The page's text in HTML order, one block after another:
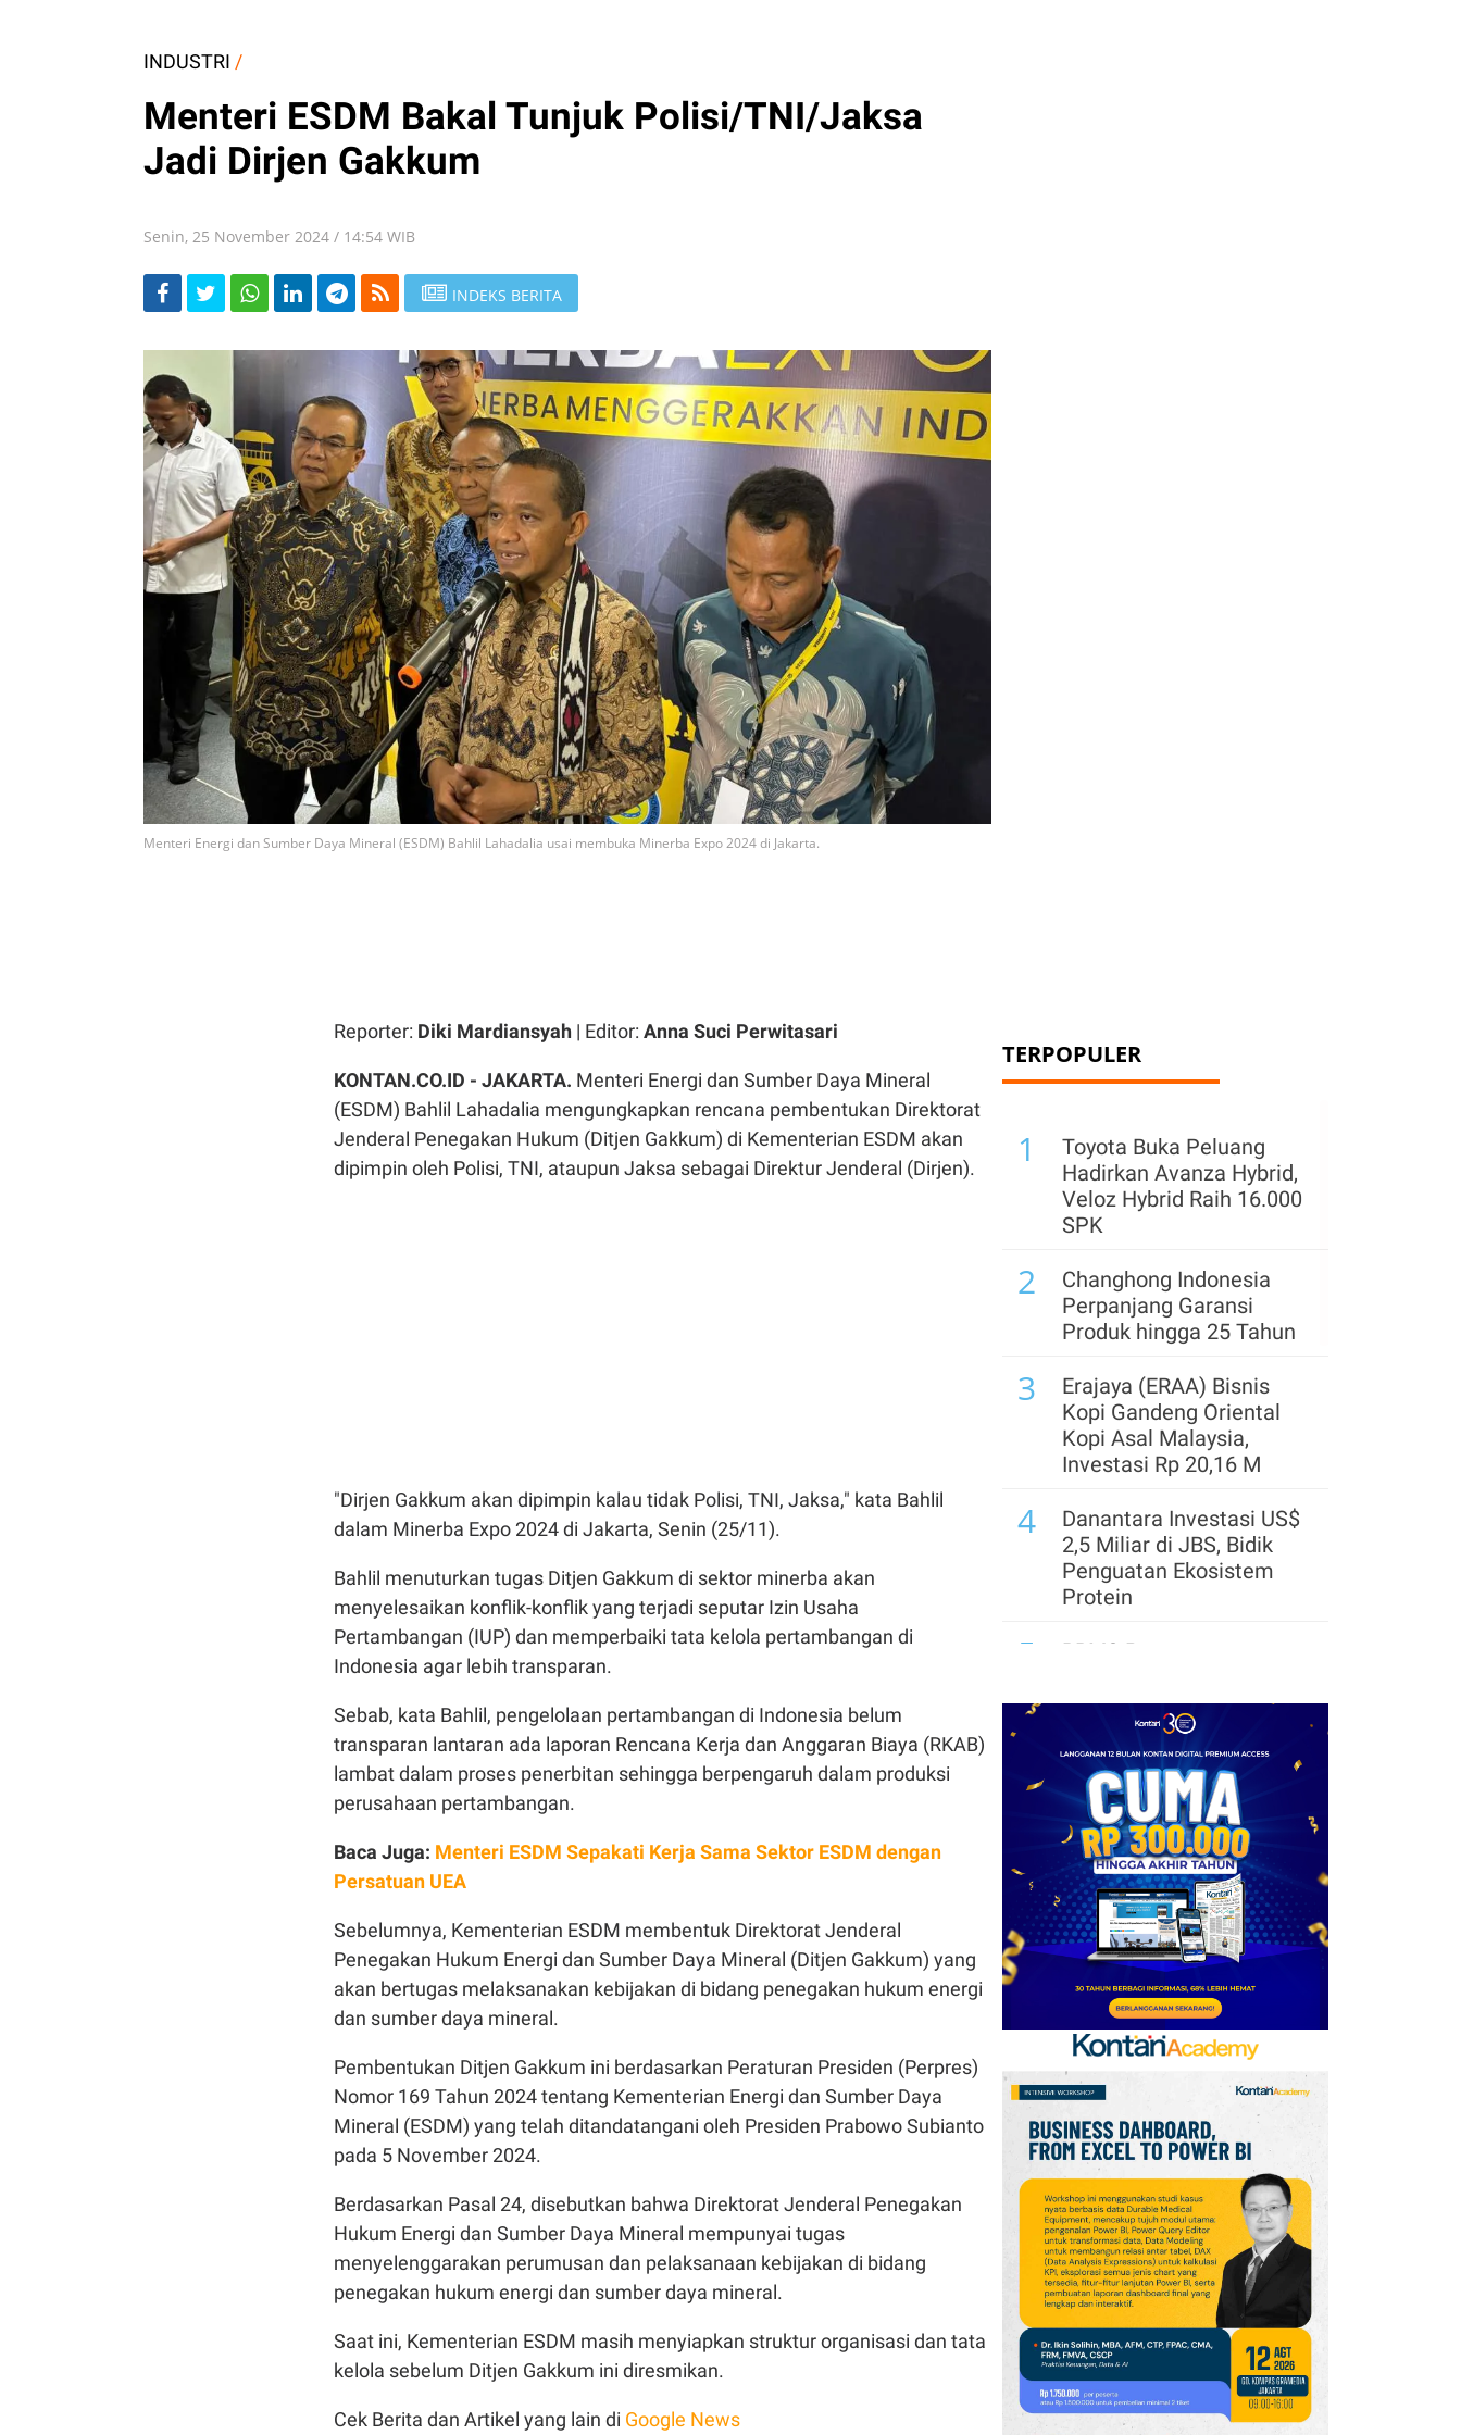
INDUSTRI /
Menteri ESDM Bakal Tunjuk Polisi/TNI/Jaksa
Jadi Dirjen Gakkum
Senin, 25 November 2024 / 14:54 WIB
INDEKS BERITA
Menteri Energi dan Sumber Daya Mineral (ESDM) Bahlil Lahadalia usai membuka Minerba Expo 2024 di Jakarta.
Reporter: Diki Mardiansyah | Editor: Anna Suci Perwitasari
KONTAN.CO.ID - JAKARTA. Menteri Energi dan Sumber Daya Mineral
(ESDM) Bahlil Lahadalia mengungkapkan rencana pembentukan Direktorat
Jenderal Penegakan Hukum (Ditjen Gakkum) di Kementerian ESDM akan
dipimpin oleh Polisi, TNI, ataupun Jaksa sebagai Direktur Jenderal (Dirjen).
"Dirjen Gakkum akan dipimpin kalau tidak Polisi, TNI, Jaksa," kata Bahlil
dalam Minerba Expo 2024 di Jakarta, Senin (25/11).
Bahlil menuturkan tugas Ditjen Gakkum di sektor minerba akan
menyelesaikan konflik-konflik yang terjadi seputar Izin Usaha
Pertambangan (IUP) dan memperbaiki tata kelola pertambangan di
Indonesia agar lebih transparan.
Sebab, kata Bahlil, pengelolaan pertambangan di Indonesia belum
transparan lantaran ada laporan Rencana Kerja dan Anggaran Biaya (RKAB)
lambat dalam proses penerbitan sehingga berpengaruh dalam produksi
perusahaan pertambangan.
Baca Juga: Menteri ESDM Sepakati Kerja Sama Sektor ESDM dengan
Persatuan UEA
Sebelumnya, Kementerian ESDM membentuk Direktorat Jenderal
Penegakan Hukum Energi dan Sumber Daya Mineral (Ditjen Gakkum) yang
akan bertugas melaksanakan kebijakan di bidang penegakan hukum energi
dan sumber daya mineral.
Pembentukan Ditjen Gakkum ini berdasarkan Peraturan Presiden (Perpres)
Nomor 169 Tahun 2024 tentang Kementerian Energi dan Sumber Daya
Mineral (ESDM) yang telah ditandatangani oleh Presiden Prabowo Subianto
pada 5 November 2024.
Berdasarkan Pasal 24, disebutkan bahwa Direktorat Jenderal Penegakan
Hukum Energi dan Sumber Daya Mineral mempunyai tugas
menyelenggarakan perumusan dan pelaksanaan kebijakan di bidang
penegakan hukum energi dan sumber daya mineral.
Saat ini, Kementerian ESDM masih menyiapkan struktur organisasi dan tata
kelola sebelum Ditjen Gakkum ini diresmikan.
Cek Berita dan Artikel yang lain di Google News
TERPOPULER
1
Toyota Buka Peluang
Hadirkan Avanza Hybrid,
Veloz Hybrid Raih 16.000
SPK
2
Changhong Indonesia
Perpanjang Garansi
Produk hingga 25 Tahun
3
Erajaya (ERAA) Bisnis
Kopi Gandeng Oriental
Kopi Asal Malaysia,
Investasi Rp 20,16 M
4
Danantara Investasi US$
2,5 Miliar di JBS, Bidik
Penguatan Ekosistem
Protein
5
BRMS Percepat
Standarkan Hampir 100
Proses Bisnis
6
Telkom Rampungkan
Spin-Off InfraCo Tahap 2,
InfraNexia Perkuat
Wholesale Connectivity
7
Status Ojol sebagai
UMKM Masih Digodok,
Kementerian UMKM
Tunggu Dasar Hukum
Nissan Andalkan X-Trail
e-POWER Rp 795 Juta
untuk Genjot Pasar SUV
Elektrifikasi
9
STARFINDO Bidik
Perluasan Investasi dan
Pasar Global untuk
Startup Industri